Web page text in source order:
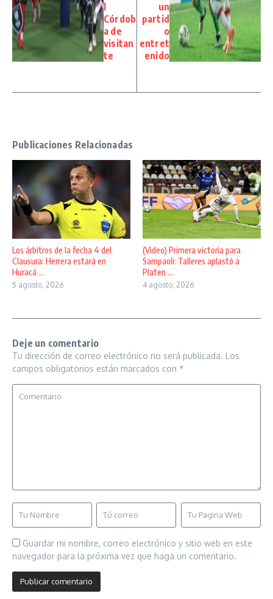
l
Córdob
a de
visitan
te
un
partid
o
entret
enido
Publicaciones Relacionadas
Los árbitros de la fecha 4 del
Clausura: Herrera estará en
Huracá ...
5 agosto, 2026
(Video) Primera victoria para
Sampaoli: Talleres aplastó a
Platen ...
4 agosto, 2026
Deje un comentario
Tu dirección de correo electrónico no será publicada. Los
campos obligatorios están marcados con *
Guardar mi nombre, correo electrónico y sitio web en este
navegador para la próxima vez que haga un comentario.